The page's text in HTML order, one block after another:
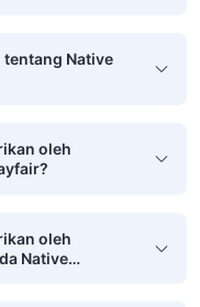
Native
oleh
oleh
Native